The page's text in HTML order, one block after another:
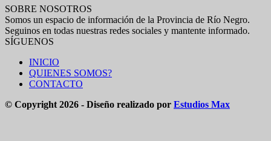
SOBRE NOSOTROS
Somos un espacio de información de la Provincia de Río Negro.
Seguinos en todas nuestras redes sociales y mantente informado.
SÍGUENOS
INICIO
QUIENES SOMOS?
CONTACTO
© Copyright 2026 - Diseño realizado por Estudios Max